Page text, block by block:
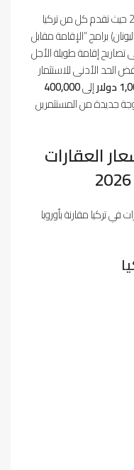
أسعار العقارات في تركيا مقارنة بأوروبا 2026 حيث تقدم كل من تركيا
برامج “الإقامة مقابل
تصاريح إقامة طويلة الأجل
الحد الأدنى للاستثمار
إلى400,000
موجة جديدة من المستثمرين
العقارات
تركيا مقارنة بأوروبا